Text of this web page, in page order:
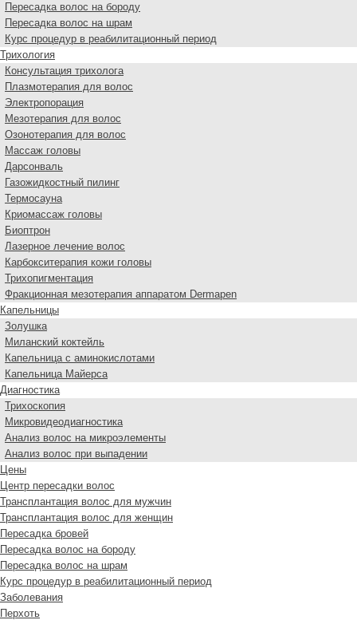
Пересадка волос на бороду
Пересадка волос на шрам
Курс процедур в реабилитационный период
Трихология
Консультация трихолога
Плазмотерапия для волос
Электропорация
Мезотерапия для волос
Озонотерапия для волос
Массаж головы
Дарсонваль
Газожидкостный пилинг
Термосауна
Криомассаж головы
Биоптрон
Лазерное лечение волос
Карбокситерапия кожи головы
Трихопигментация
Фракционная мезотерапия аппаратом Dermapen
Капельницы
Золушка
Миланский коктейль
Капельница с аминокислотами
Капельница Майерса
Диагностика
Трихоскопия
Микровидеодиагностика
Анализ волос на микроэлементы
Анализ волос при выпадении
Цены
Центр пересадки волос
Трансплантация волос для мужчин
Трансплантация волос для женщин
Пересадка бровей
Пересадка волос на бороду
Пересадка волос на шрам
Курс процедур в реабилитационный период
Заболевания
Перхоть